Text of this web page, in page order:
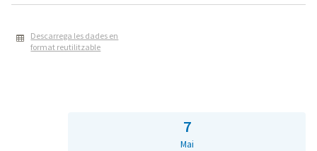
Descarrega les dades en
format reutilitzable
7
Mai